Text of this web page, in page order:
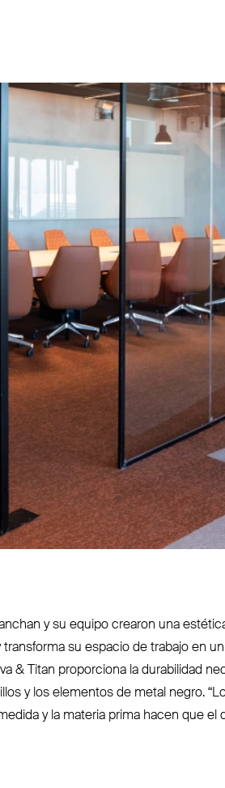
y su equipo crearon una
su espacio de trabajo en
& Titan pro­porciona la dura­bilidad
y los elementos de metal negro. “
y la materia prima hacen que el